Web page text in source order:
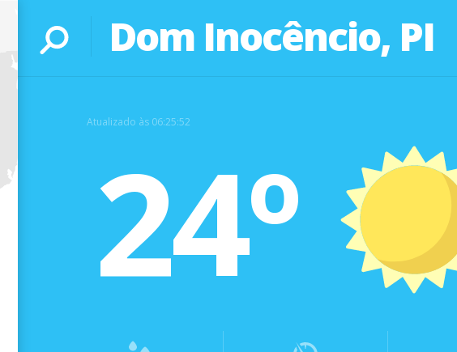
Dom Inocêncio, PI
Atualizado às 06:25:52
24º